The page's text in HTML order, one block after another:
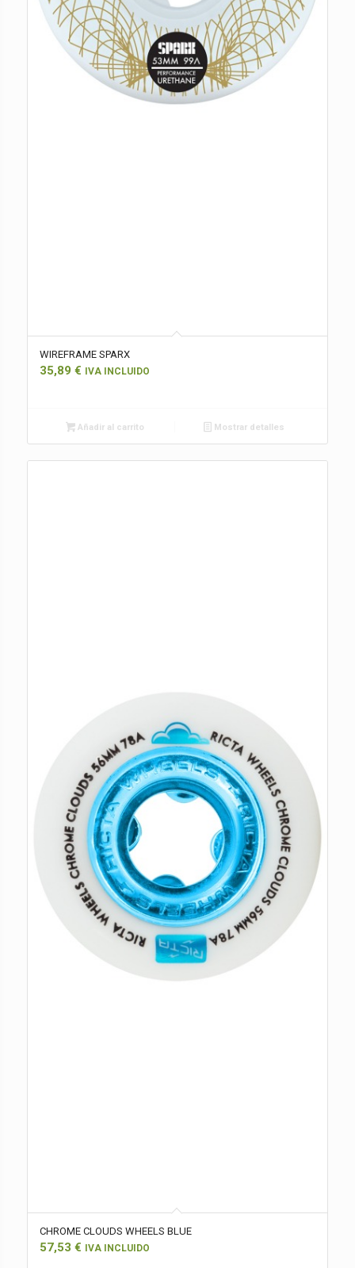
WIREFRAME SPARX
35,89 € IVA INCLUIDO
Añadir al carrito Mostrar detalles
CHROME CLOUDS WHEELS BLUE
57,53 € IVA INCLUIDO